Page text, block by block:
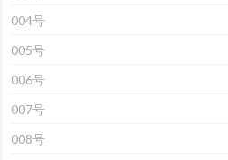
004号
005号
006号
007号
008号